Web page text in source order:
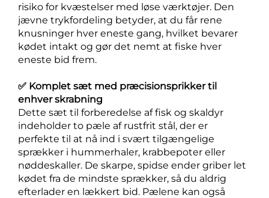
risiko for kvæstelser med løse værktøjer. Den
jævne trykfordeling betyder, at du får rene
knusninger hver eneste gang, hvilket bevarer
kødet intakt og gør det nemt at fiske hver
eneste bid frem.
✅ Komplet sæt med præcisionsprikker til
enhver skrabning
Dette sæt til forberedelse af fisk og skaldyr
indeholder to pæle af rustfrit stål, der er
perfekte til at nå ind i svært tilgængelige
sprækker i hummerhaler, krabbepoter eller
nøddeskaller. De skarpe, spidse ender griber let
kødet fra de mindste sprækker, så du aldrig
efterlader en lækkert bid. Pælene kan også